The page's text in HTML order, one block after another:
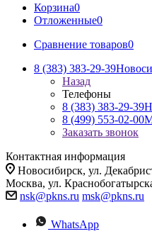
Корзина0
Отложенные0
Сравнение товаров0
8 (383) 383-29-39
Назад
Телефоны
8 (383) 383-29-39
8 (499) 553-02-00
Заказать звонок
Контактная информация
Новосибирск, ул.
Москва, ул.
nsk@pkns.ru msk@pkns.ru
WhatsApp